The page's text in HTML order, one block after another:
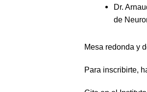
Dr.
de
Mesa redonda y
Para inscribirte,